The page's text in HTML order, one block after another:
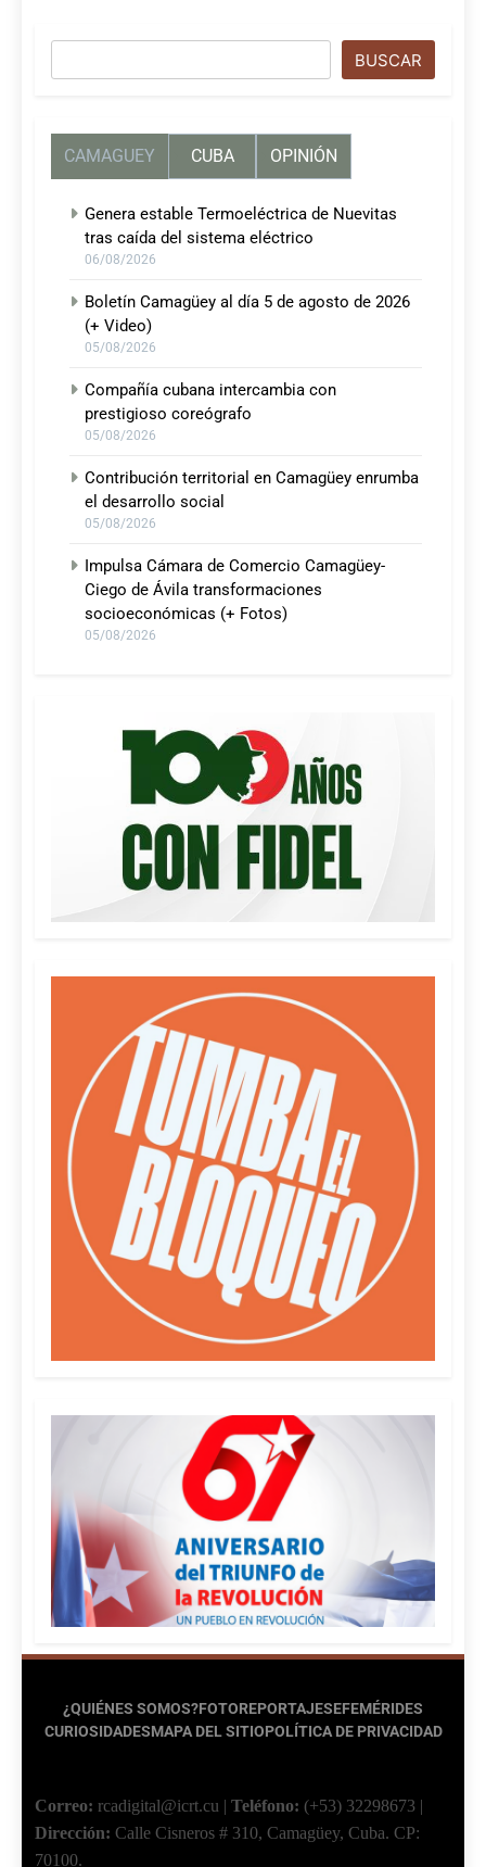
BUSCAR
CAMAGUEY CUBA OPINIÓN
Genera estable Termoeléctrica de Nuevitas
tras caída del sistema eléctrico
06/08/2026
Boletín Camagüey al día 5 de agosto de 2026
(+ Video)
05/08/2026
Compañía cubana intercambia con
prestigioso coreógrafo
05/08/2026
Contribución territorial en Camagüey enrumba
el desarrollo social
05/08/2026
Impulsa Cámara de Comercio Camagüey-
Ciego de Ávila transformaciones
socioeconómicas (+ Fotos)
05/08/2026
¿QUIÉNES SOMOS?FOTOREPORTAJESEFEMÉRIDES
CURIOSIDADESMAPA DEL SITIOPOLÍTICA DE PRIVACIDAD
Correo: rcadigital@icrt.cu | Teléfono: (+53) 32298673 |
Dirección: Calle Cisneros # 310, Camagüey, Cuba. CP:
70100.